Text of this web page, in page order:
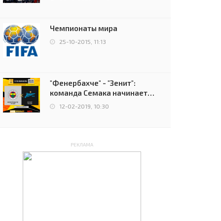
чемпионов.
Чемпионаты мира
25-10-2015, 11:13
"Фенербахче" - "Зенит":
команда Семака начинает
путь в плей-офф Лиги
12-02-2019, 10:30
РЕКЛАМА